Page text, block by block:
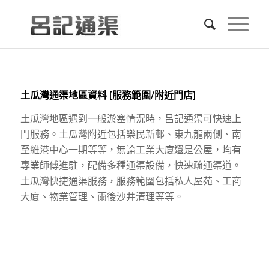
土瓜灣通渠地區資料 [服務範圍/附近門店]
土瓜灣地區遇到一般淤塞情況時，呂記通渠可快速上
門服務。土瓜灣附近包括樂民新邨、東九龍兩側、南
至維港中心一期等等，無論工業大廈還是公屋，均有
專業師傅進駐，配備多種通渠設備，快速疏通渠道。
土瓜灣快捷通渠服務，服務範圍包括私人屋苑、工商
大廈、物業管理、雨後沙井清理等等。